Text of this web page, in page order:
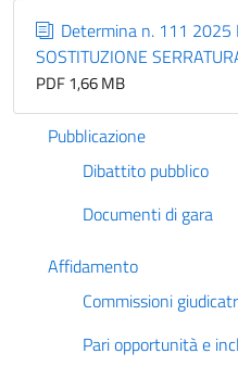
Determina n. 111 2025
SOSTITUZIONE
PDF 1,66 MB
Pubblicazione
Dibattito pubblico
Documenti di gara
Affidamento
Commissioni
Pari opportunità e